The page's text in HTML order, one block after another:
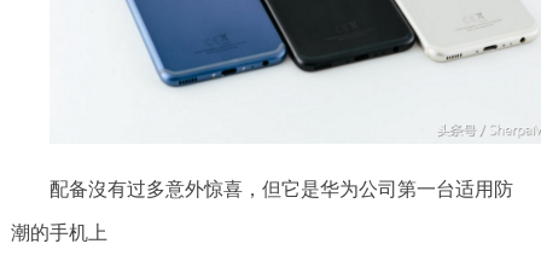
配备沒有过多意外惊喜，但它是华为公司第一台适用防
潮的手机上